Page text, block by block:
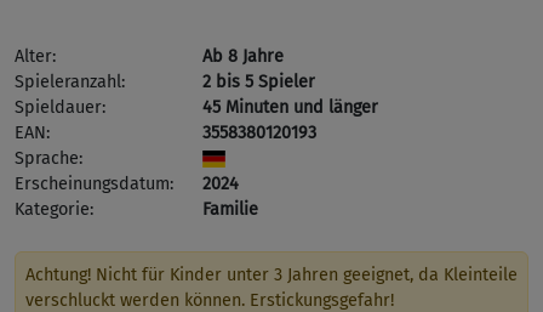
Alter:
Ab 8 Jahre
Spieleranzahl:
2 bis 5 Spieler
Spieldauer:
45 Minuten und länger
EAN:
3558380120193
Sprache:
Erscheinungsdatum:
2024
Kategorie:
Familie
Achtung! Nicht für Kinder unter 3 Jahren geeignet, da Kleinteile
verschluckt werden können. Erstickungsgefahr!